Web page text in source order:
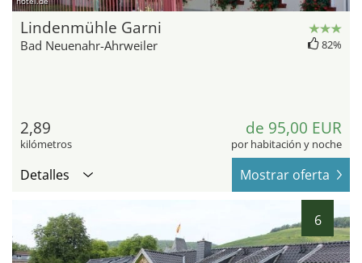
Lindenmühle Garni
Bad Neuenahr-Ahrweiler 82%
2,89
kilómetros
de 95,00 EUR
por habitación y noche
Detalles Mostrar oferta
6